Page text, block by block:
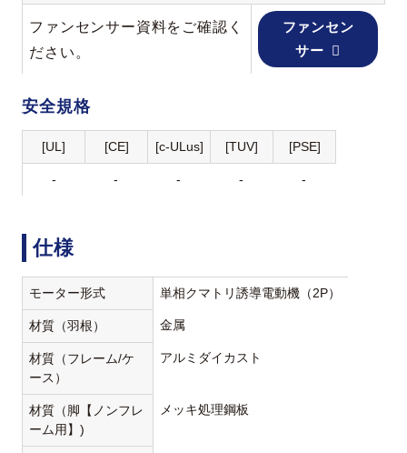
ファンセンサー資料をご確認く
ださい。
ファンセン
サー
安全規格
[UL] [CE] [c-ULus] [TUV] [PSE]
- - - - -
仕様
モーター形式 単相クマトリ誘導電動機（2P）
材質（羽根） 金属
材質（フレーム/ケ
ース）
アルミダイカスト
材質（脚【ノンフレ
ーム用】)
メッキ処理鋼板